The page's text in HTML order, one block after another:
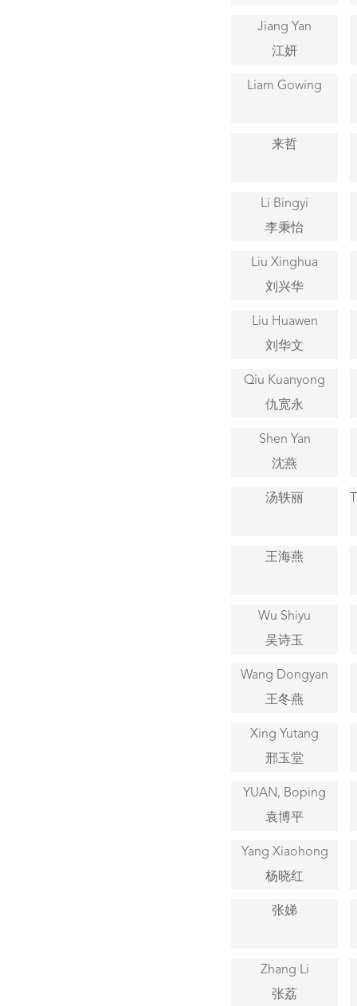
Jiang Yan
江妍
Liam Gowing
来哲
Li Bingyi
李秉怡
Liu Xinghua
刘兴华
Liu Huawen
刘华文
Qiu Kuanyong
仇宽永
Shen Yan
沈燕
汤轶丽
王海燕
Wu Shiyu
吴诗玉
Wang Dongyan
王冬燕
Xing Yutang
邢玉堂
YUAN, Boping
袁博平
Yang Xiaohong
杨晓红
张娣
Zhang Li
张荔